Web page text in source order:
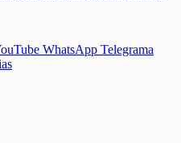
WhatsApp Telegrama